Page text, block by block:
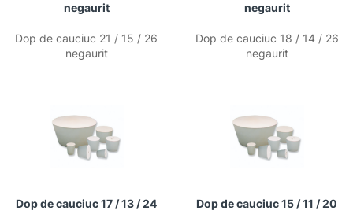
negaurit
Dop de cauciuc 21 / 15 / 26
negaurit
negaurit
Dop de cauciuc 18 / 14 / 26
negaurit
Dop de cauciuc 17 / 13 / 24
Dop de cauciuc 15 / 11 / 20